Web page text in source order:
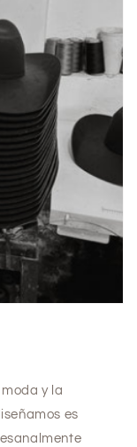
y la
es